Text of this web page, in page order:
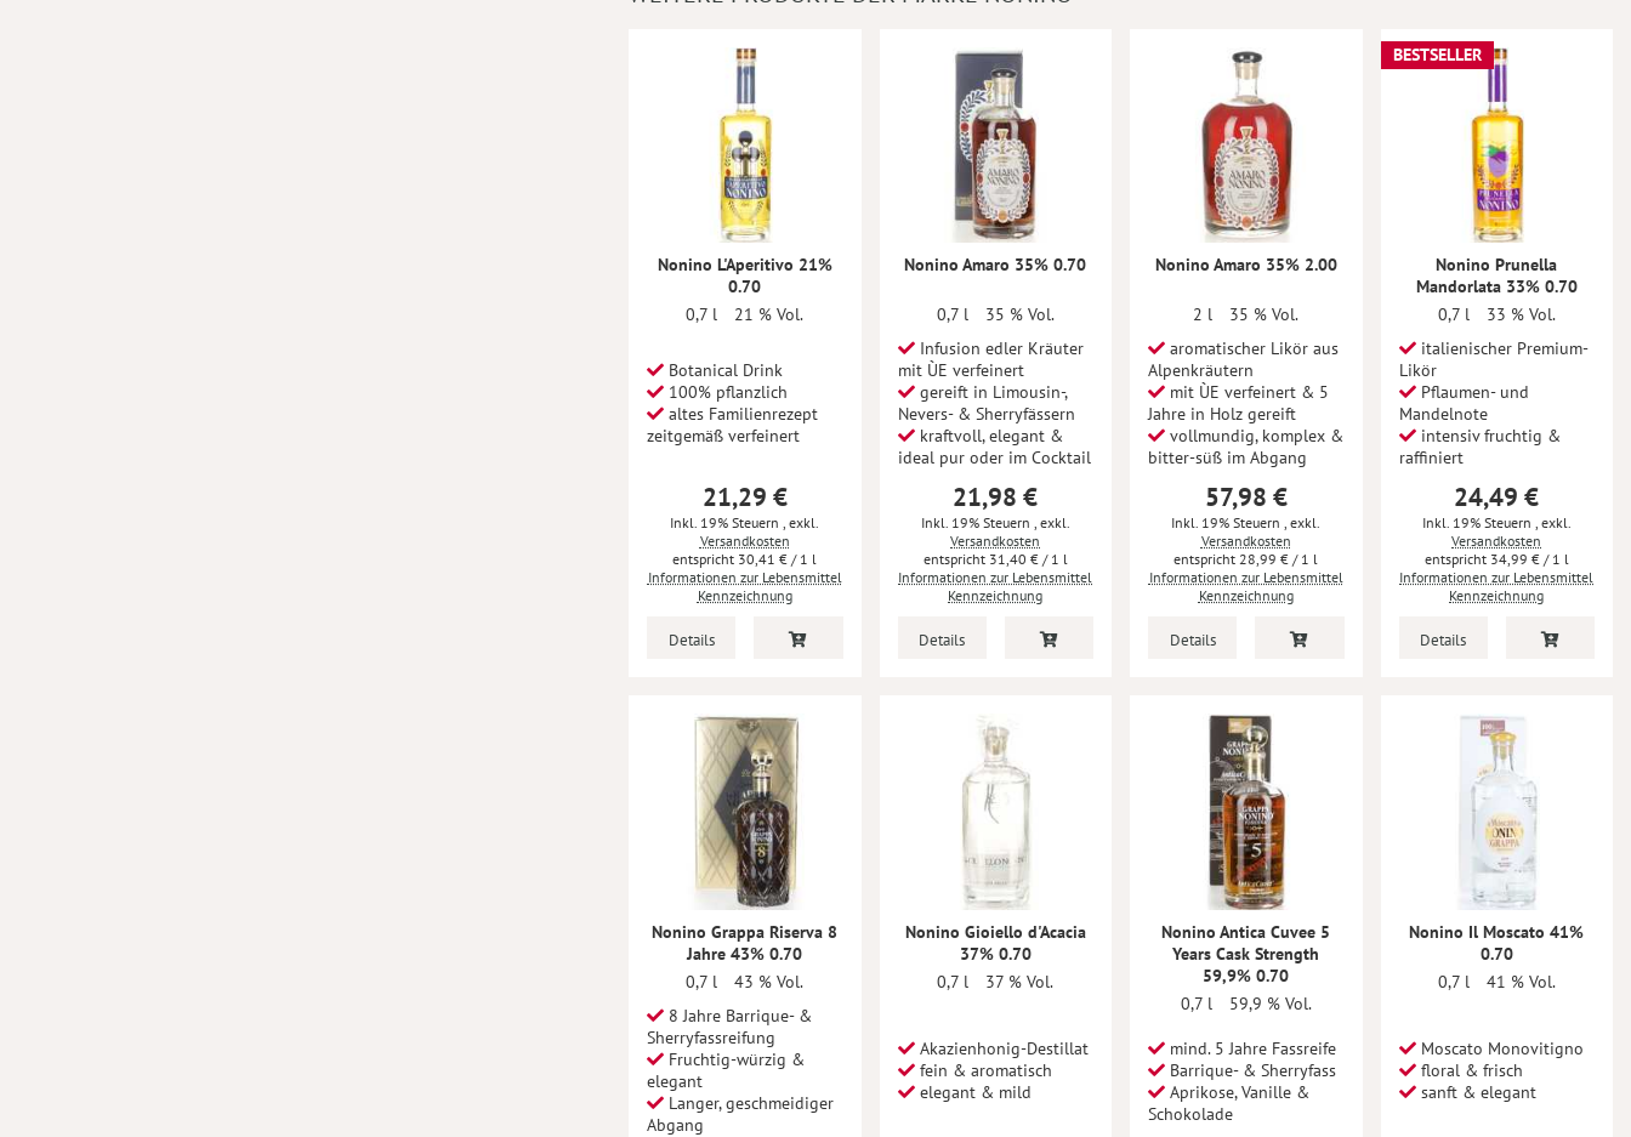
Nonino L'Aperitivo 21%
0.70
0,7 l
21 % Vol.
Botanical Drink
100% pflanzlich
altes Familienrezept
zeitgemäß verfeinert
21,29 €
Inkl. 19% Steuern, exkl.
Versandkosten
30,41 € / 1 l
Informationen zur Lebensmittel
Kennzeichnung
Details
Nonino Amaro 35% 0.70
0,7 l
35 % Vol.
Infusion edler Kräuter
mit ÙE verfeinert
gereift in Limousin-,
Nevers- & Sherryfässern
kraftvoll, elegant &
ideal pur oder im Cocktail
21,98 €
Inkl. 19% Steuern , exkl.
Versandkosten
31,40 €/ 1 l
Informationen zur Lebensmittel
Kennzeichnung
Details
Nonino Amaro 35% 2.00
2 l
35 % Vol.
aromatischer Likör aus
Alpenkräutern
mit ÙE verfeinert & 5
Jahre in Holz gereift
vollmundig, komplex &
bitter-süß im Abgang
57,98 €
Inkl. 19% Steuern, exkl.
Versandkosten
28,99 € / 1 l
Informationen zur Lebensmittel
Kennzeichnung
Details
BESTSELLER
Nonino Prunella
Mandorlata 33% 0.70
0,7 l
33 % Vol.
italienischer Premium-
Likör
Pflaumen- und
Mandelnote
intensiv fruchtig &
raffiniert
24,49 €
Inkl. 19% Steuern , exkl.
Versandkosten
34,99 €/ 1 l
Informationen zur Lebensmittel
Kennzeichnung
Details
Nonino Grappa Riserva 8
Jahre 43% 0.70
0,7 l
43 % Vol.
8 Jahre Barrique- &
Sherryfassreifung
Fruchtig-würzig &
elegant
Langer, geschmeidiger
Abgang
Nonino Gioiello d'Acacia
37% 0.70
0,7 l
37 % Vol.
Akazienhonig-Destillat
fein & aromatisch
elegant & mild
Nonino Antica Cuvee 5
Years Cask Strength
59,9% 0.70
0,7 l
59,9 % Vol.
mind. 5 Jahre Fassreife
Barrique- & Sherryfass
Aprikose, Vanille &
Schokolade
Nonino Il Moscato 41%
0.70
0,7 l
41 % Vol.
Moscato Monovitigno
floral & frisch
sanft & elegant